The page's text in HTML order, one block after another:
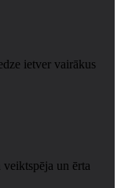
ietver vairākus
un ērta